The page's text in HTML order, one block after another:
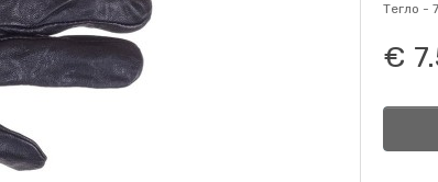
Тегло -
€